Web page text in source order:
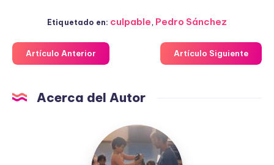
Etiquetado en: culpable, Pedro Sánchez
Artículo Anterior Artículo Siguiente
Acerca del Autor
Fuensanta
López
Moreno